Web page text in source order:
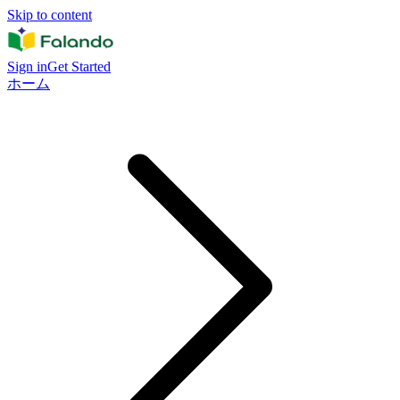
Skip to content
Sign inGet Started
ホーム